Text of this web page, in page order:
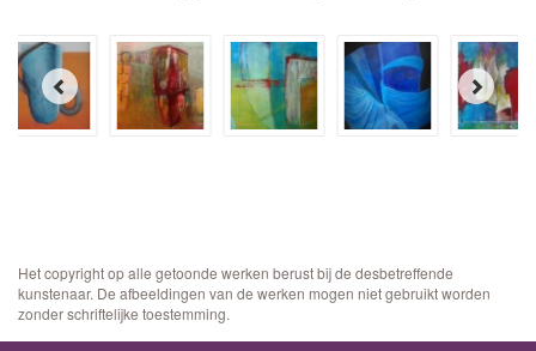
Het copyright op alle getoonde werken berust bij de desbetreffende
kunstenaar. De afbeeldingen van de werken mogen niet gebruikt worden
zonder schriftelijke toestemming.